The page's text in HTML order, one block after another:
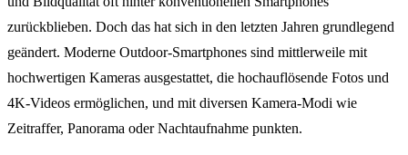
zurückblieben. Doch das hat sich in den letzten Jahren grundlegend
geändert. Moderne Outdoor-Smartphones sind mittlerweile mit
hochwertigen Kameras ausgestattet, die hochauflösende Fotos und
4K-Videos ermöglichen, und mit diversen Kamera-Modi wie
Zeitraffer, Panorama oder Nachtaufnahme punkten.